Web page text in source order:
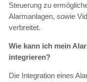
Steuerung zu
Alarmanlagen, sowie
verbreitet.
Wie kann ich mein
integrieren?
Die Integration eines